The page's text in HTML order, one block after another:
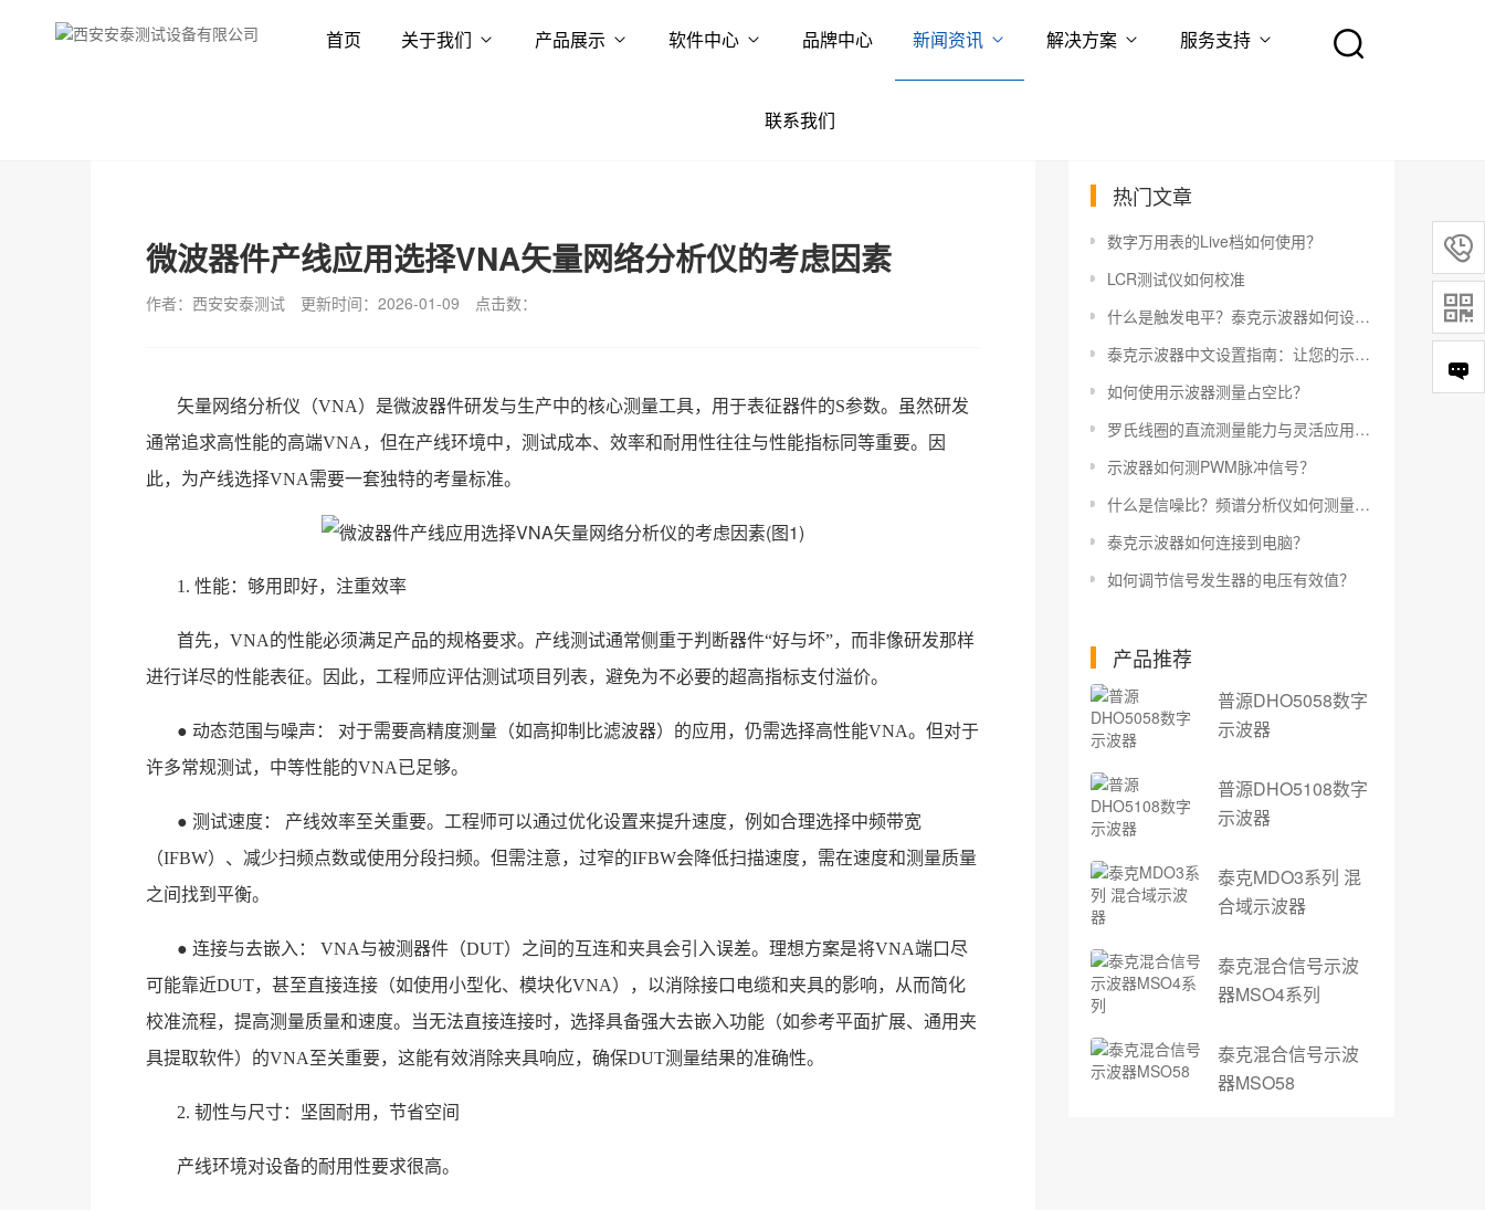
首页 关于我们 产品展示 软件中心 品牌中心 新闻资讯 解决方案 服务支持
联系我们
微波器件产线应用选择VNA矢量网络分析仪的考虑因素
作者：西安安泰测试 更新时间：2026-01-09 点击数：
矢量网络分析仪（VNA）是微波器件研发与生产中的核心测量工具，用于表征器件的S参数。虽然研发
通常追求高性能的高端VNA，但在产线环境中，测试成本、效率和耐用性往往与性能指标同等重要。因
此，为产线选择VNA需要一套独特的考量标准。
1. 性能：够用即好，注重效率
首先，VNA的性能必须满足产品的规格要求。产线测试通常侧重于判断器件“好与坏”，而非像研发那样
进行详尽的性能表征。因此，工程师应评估测试项目列表，避免为不必要的超高指标支付溢价。
● 动态范围与噪声： 对于需要高精度测量（如高抑制比滤波器）的应用，仍需选择高性能VNA。但对于
许多常规测试，中等性能的VNA已足够。
● 测试速度： 产线效率至关重要。工程师可以通过优化设置来提升速度，例如合理选择中频带宽
（IFBW）、减少扫频点数或使用分段扫频。但需注意，过窄的IFBW会降低扫描速度，需在速度和测量质量
之间找到平衡。
● 连接与去嵌入： VNA与被测器件（DUT）之间的互连和夹具会引入误差。理想方案是将VNA端口尽
可能靠近DUT，甚至直接连接（如使用小型化、模块化VNA），以消除接口电缆和夹具的影响，从而简化
校准流程，提高测量质量和速度。当无法直接连接时，选择具备强大去嵌入功能（如参考平面扩展、通用夹
具提取软件）的VNA至关重要，这能有效消除夹具响应，确保DUT测量结果的准确性。
2. 韧性与尺寸：坚固耐用，节省空间
产线环境对设备的耐用性要求很高。
热门文章
数字万用表的Live档如何使用？
LCR测试仪如何校准
什么是触发电平？泰克示波器如何设置触发电平？
泰克示波器中文设置指南：让您的示波器更易于使用
如何使用示波器测量占空比？
罗氏线圈的直流测量能力与灵活应用指南
示波器如何测PWM脉冲信号？
什么是信噪比？频谱分析仪如何测量信噪比？
泰克示波器如何连接到电脑？
如何调节信号发生器的电压有效值？
产品推荐
普源DHO5058数字
示波器
普源DHO5108数字
示波器
泰克MDO3系列 混
合域示波器
泰克混合信号示波
器MSO4系列
泰克混合信号示波
器MSO58

